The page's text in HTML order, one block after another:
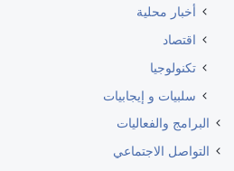
أخبار محلية
اقتصاد
تكنولوجيا
سلبيات و إيجابيات
البرامج والفعاليات
التواصل الاجتماعي